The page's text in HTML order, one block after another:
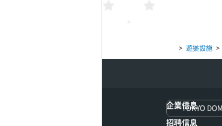
遊樂設施
TOKYO
企業信息
招聘信息